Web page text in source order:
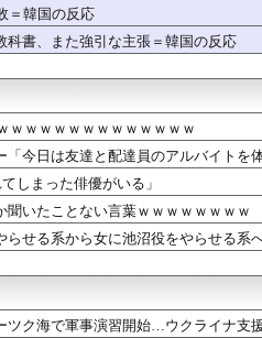
言葉ｗｗｗｗｗｗｗｗ
で存在感
？・・・・・・・・・
？
ｗｗwwww
命）にされた。挙句その彼...
たくないので家に引きこも...
そうな理由がコレｗｗｗｗ
減の0.7億円に減...
あげてしまった結果ｗｗｗ...
企業秘密漏洩したから泣かし...
＝韓国の反応
書、また強引な主張＝韓国の反応
ｗｗｗｗｗｗｗｗｗｗｗｗｗ
「今日は友達と配達員のアルバイトを
しまった俳優がいる」
聞いたことない言葉ｗｗｗｗｗｗｗｗ
らせる系から女に池沼役をやらせる系
ツク海で軍事演習開始…ウクライナ支